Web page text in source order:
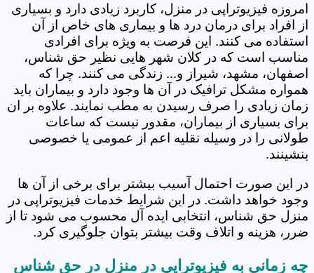
امروزه فیزیوتراپی در منزل، کاربرد زیادی دارد و بسیاری
از افراد برای درمان درد ها و بیماری های خاص از آن
استفاده می کنند. این فرصت به ویژه برای افرادی
مناسب است که در کلان شهر هایی نظیر حق شناس،
اصفهان، مشهد، شیراز و... زندگی می کنند. چرا که
همواره مشکل ترافیک در آن ها وجود دارد و بیماران باید
زمان زیادی را صرف رسیدن به مطب نمایند. علاوه بر ان
برای بسیاری از بیماران، مقدور نیست که ساعات
طولانی را در وسیله نقلیه اعم از عمومی یا خصوصی
بنشینند.
در این صورت احتمال آسیب بیشتر برای برخی از آن ها
وجود خواهد داشت. در این شرایط خدمات فیزیوتراپی در
منزل حق شناس، انتخابی ایده آل محسوب می شود تا از
ضرر، هزینه و اتلاف وقت بیشتر بتوان جلوگیری کرد.
چه زمانی به فیزیوتراپی در منزل در حق شناس